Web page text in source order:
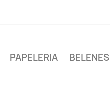
PAPELERIA BELENES